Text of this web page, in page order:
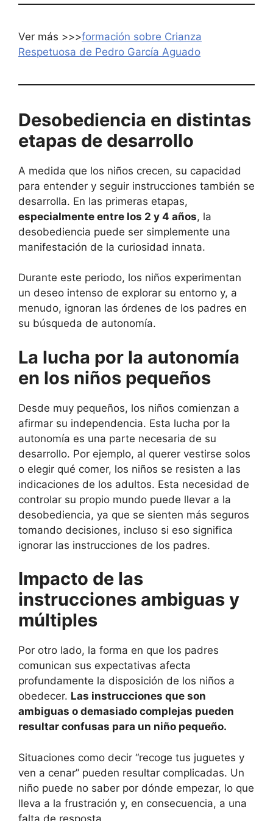
Ver más >>>formación sobre Crianza
Respetuosa de Pedro García Aguado
Desobediencia en distintas
etapas de desarrollo
A medida que los niños crecen, su capacidad
para entender y seguir instrucciones también se
desarrolla. En las primeras etapas,
especialmente entre los 2 y 4 años, la
desobediencia puede ser simplemente una
manifestación de la curiosidad innata.
Durante este periodo, los niños experimentan
un deseo intenso de explorar su entorno y, a
menudo, ignoran las órdenes de los padres en
su búsqueda de autonomía.
La lucha por la autonomía
en los niños pequeños
Desde muy pequeños, los niños comienzan a
afirmar su independencia. Esta lucha por la
autonomía es una parte necesaria de su
desarrollo. Por ejemplo, al querer vestirse solos
o elegir qué comer, los niños se resisten a las
indicaciones de los adultos. Esta necesidad de
controlar su propio mundo puede llevar a la
desobediencia, ya que se sienten más seguros
tomando decisiones, incluso si eso significa
ignorar las instrucciones de los padres.
Impacto de las
instrucciones ambiguas y
múltiples
Por otro lado, la forma en que los padres
comunican sus expectativas afecta
profundamente la disposición de los niños a
obedecer. Las instrucciones que son
ambiguas o demasiado complejas pueden
resultar confusas para un niño pequeño.
Situaciones como decir “recoge tus juguetes y
ven a cenar” pueden resultar complicadas. Un
niño puede no saber por dónde empezar, lo que
lleva a la frustración y, en consecuencia, a una
falta de resposta.